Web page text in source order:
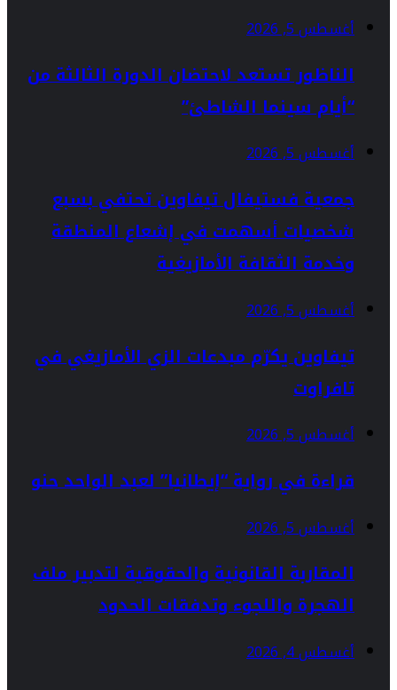
أغسطس 5, 2026
الناظور تستعد لاحتضان الدورة الثالثة من
“أيام سينما الشاطئ”
أغسطس 5, 2026
جمعية فستيفال تيفاوين تحتفي بسبع
شخصيات أسهمت في إشعاع المنطقة
وخدمة الثقافة الأمازيغية
أغسطس 5, 2026
تيفاوين يكرّم مبدعات الزي الأمازيغي في
تافراوت
أغسطس 5, 2026
قراءة في رواية “إيطانيا” لعبد الواحد حنو
أغسطس 5, 2026
المقاربة القانونية والحقوقية لتدبير ملف
الهجرة واللجوء وتدفقات الحدود
أغسطس 4, 2026